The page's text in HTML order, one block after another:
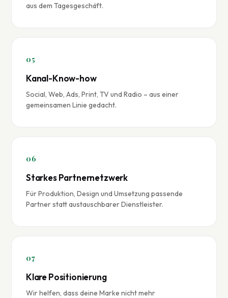
aus dem Tagesgeschäft.
05
Kanal-Know-how
Social, Web, Ads, Print, TV und Radio – aus einer
gemeinsamen Linie gedacht.
06
Starkes Partnernetzwerk
Für Produktion, Design und Umsetzung passende
Partner statt austauschbarer Dienstleister.
07
Klare Positionierung
Wir helfen, dass deine Marke nicht mehr